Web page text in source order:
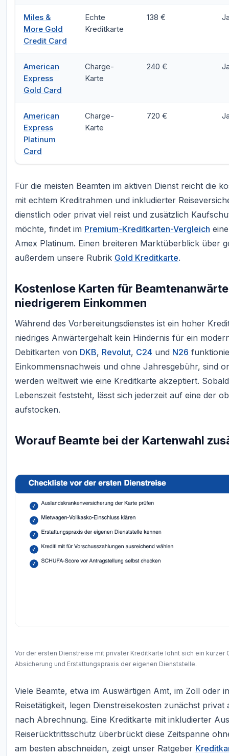
Miles &
More Gold
Credit Card
Echte
Kreditkarte
138 €
American
Express
Gold Card
Charge-
Karte
240 €
American
Express
Platinum
Card
Charge-
Karte
720 €
Für die meisten Beamten im aktiven Dienst reicht die
mit echtem Kreditrahmen und inkludierter
dienstlich oder privat viel reist und zusätzlich
möchte, findet im Premium-Kreditkarten-Vergleich
Amex Platinum. Einen breiteren Marktüberblick über
außerdem unsere Rubrik Gold Kreditkarte.
Kostenlose Karten für
niedrigerem Einkommen
Während des Vorbereitungsdienstes ist ein hoher
niedriges Anwärtergehalt kein Hindernis für ein
Debitkarten von DKB, Revolut, C24 und N26
Einkommensnachweis und ohne Jahresgebühr, sind
werden weltweit wie eine Kreditkarte akzeptiert.
Lebenszeit feststeht, lässt sich jederzeit auf eine der
aufstocken.
Worauf Beamte bei der Kartenwahl
Vor der ersten Dienstreise mit privater Kreditkarte lohnt sich ein
Absicherung und Erstattungspraxis der eigenen Dienststelle.
Viele Beamte, etwa im Auswärtigen Amt, im Zoll oder
Reisetätigkeit, legen Dienstreisekosten zunächst
nach Abrechnung. Eine Kreditkarte mit inkludierter
Reiserücktrittsschutz überbrückt diese Zeitspanne
am besten abschneiden, zeigt unser Ratgeber